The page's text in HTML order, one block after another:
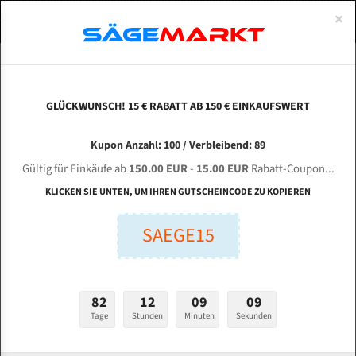
DAITO GA330 für 4120 mm Bi-Metall
Bandsägeblätter
Länge (mm):
Stärken + Zahnteilung:
mm
ABOUTS
ENGLISH
Bi-Metall Meterware
Fleischerei Bandsägeblätter
Bandmesser Glatt Meterware
Konvex Meterware
×
GLÜCKWUNSCH! 15 € RABATT AB 150 € EINKAUFSWERT
Kupon Anzahl: 100 / Verbleibend: 89
Gültig für Einkäufe ab150.00 EUR- 15.00 EURRabatt-Coupon...
KLICKEN SIE UNTEN, UM IHREN GUTSCHEINCODE ZU KOPIEREN
SAEGE15
82
Tage
12
Stunden
09
Minuten
08
Sekunden